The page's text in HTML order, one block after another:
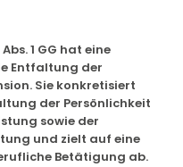
1 GG hat eine
Entfaltung der
Sie konkretisiert
der Persönlichkeit
sowie der
und zielt auf eine
Betätigung ab.